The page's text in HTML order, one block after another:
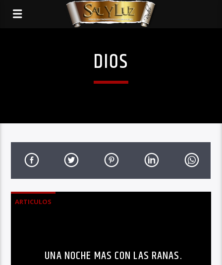
DIOS
ARTICULOS
UNA NOCHE MAS CON LAS RANAS.